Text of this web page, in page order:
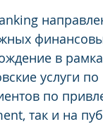
в
услуги
по
так и на